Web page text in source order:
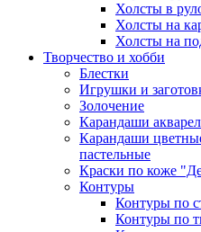
Холсты в
Холсты на
Холсты на
Творчество и хобби
Блестки
Игрушки и
Золочение
Карандаши
Карандаши
пастельные
Краски по коже
Контуры
Контуры по
Контуры по